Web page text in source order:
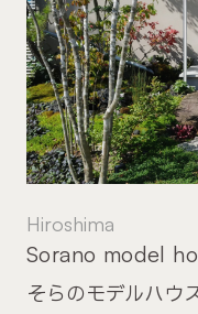
Hiroshima
そらのモデルハウ
Sorano model